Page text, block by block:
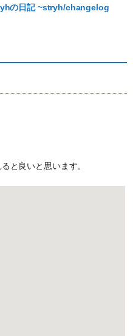
の日記 ~stryh/changelog
と良いと思います。